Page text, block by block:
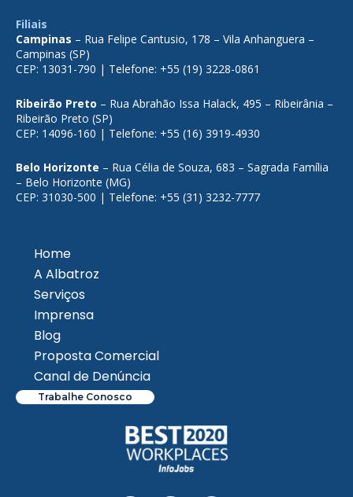
Home
A Albatroz
Serviços
Imprensa
Blog
Proposta Comercial
Canal de Denúncia
Trabalhe Conosco
Filiais
Campinas – Rua Felipe Cantusio, 178 – Vila Anhanguera –
Campinas (SP)
CEP: 13031-790 | Telefone: +55 (19) 3228-0861
Ribeirão Preto – Rua Abrahão Issa Halack, 495 – Ribeirânia –
Ribeirão Preto (SP)
CEP: 14096-160 | Telefone: +55 (16) 3919-4930
Belo Horizonte – Rua Célia de Souza, 683 – Sagrada Família
– Belo Horizonte (MG)
CEP: 31030-500 | Telefone: +55 (31) 3232-7777